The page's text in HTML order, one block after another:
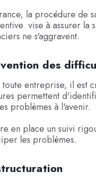
la procédure de
vise à assurer la
ne s'aggravent.
des
toute entreprise, il est
permettent
problèmes à l'avenir.
en place un suivi
les problèmes.